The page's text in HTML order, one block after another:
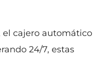
el cajero automático
24/7, estas